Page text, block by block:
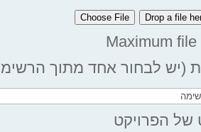
Drop a file
Choose File
Maximum
(יש לבחור אחד מתוך
של הפרויקט